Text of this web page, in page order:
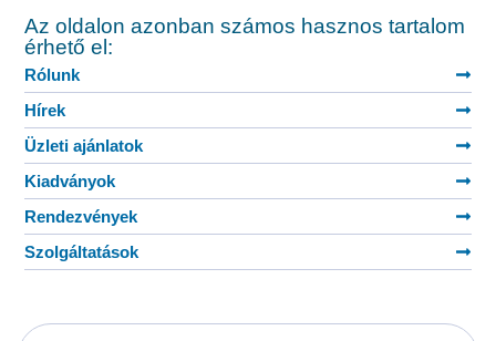
Az oldalon azonban számos hasznos tartalom
érhető el:
Rólunk
Hírek
Üzleti ajánlatok
Kiadványok
Rendezvények
Szolgáltatások